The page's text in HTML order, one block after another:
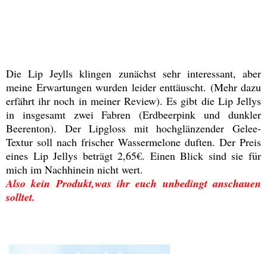
Die Lip Jeylls klingen zunächst sehr interessant, aber
meine Erwartungen wurden leider enttäuscht. (Mehr dazu
erfährt ihr noch in meiner Review). Es gibt die Lip Jellys
in insgesamt zwei Fabren (Erdbeerpink und dunkler
Beerenton). Der Lipgloss mit hochglänzender Gelee-
Textur soll nach frischer Wassermelone duften. Der Preis
eines Lip Jellys beträgt 2,65€. Einen Blick sind sie für
mich im Nachhinein nicht wert.
Also kein Produkt,was ihr euch unbedingt anschauen
solltet.